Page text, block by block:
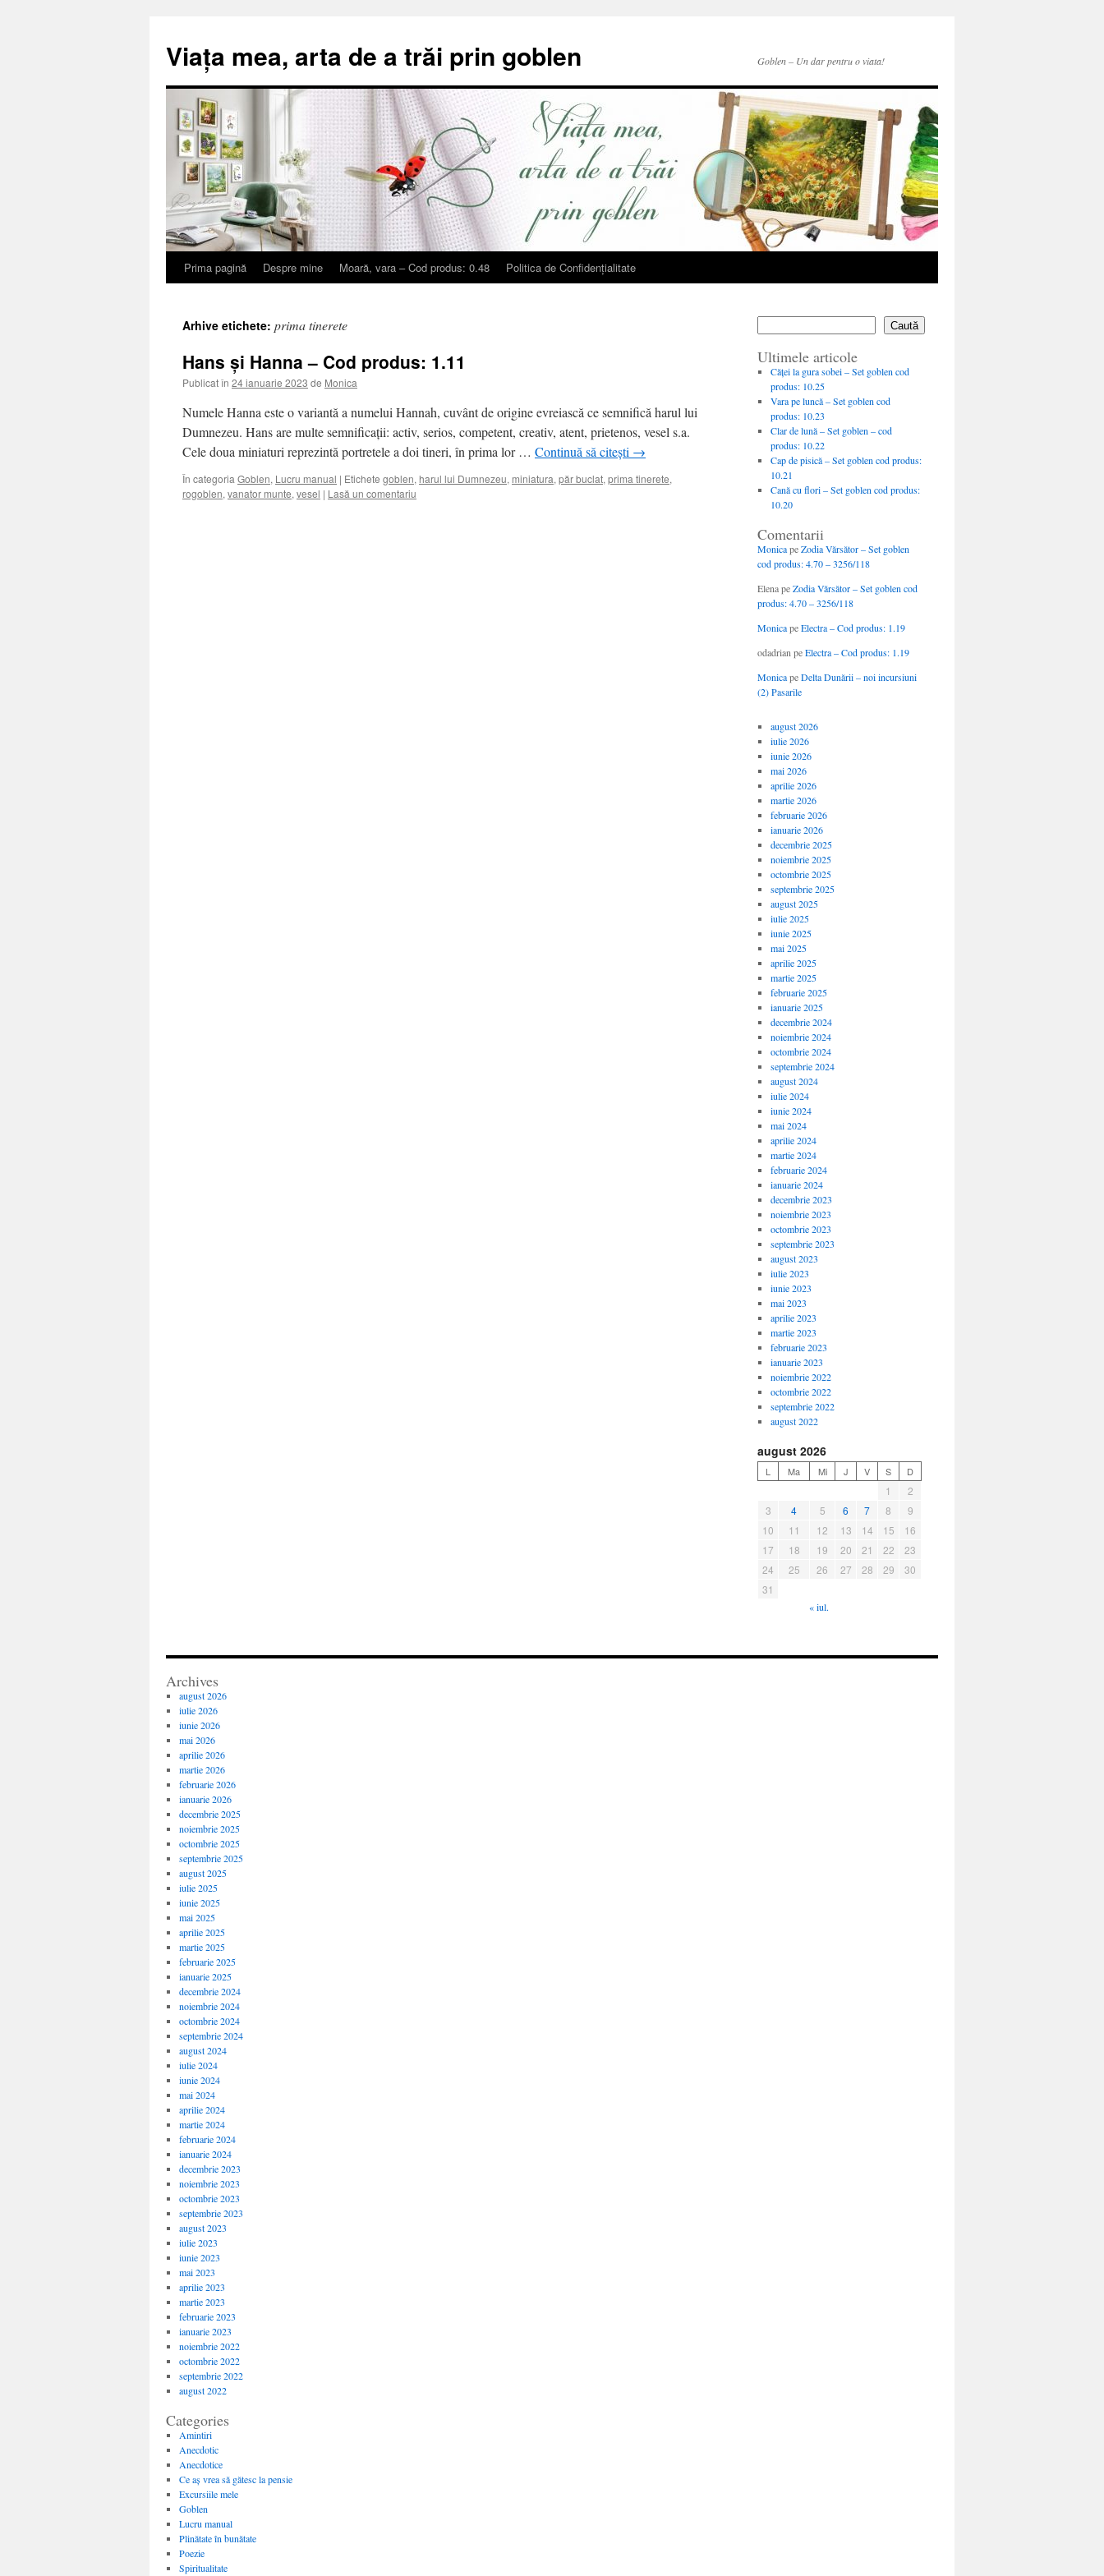
Viața mea, arta de a trăi prin goblen Goblen – Un dar pentru o viata!
Sari
conținut
Prima pagină Despre mine Moară, vara – Cod produs: 0.48 Politica de Confidențialitate
Arhive etichete: prima tinerete
Hans și Hanna – Cod produs: 1.11
Publicat în 24 ianuarie 2023 de Monica
Numele Hanna este o variantă a numelui Hannah, cuvânt de origine evreiască ce semnifică harul lui
Dumnezeu. Hans are multe semnificații: activ, serios, competent, creativ, atent, prietenos, vesel s.a.
Cele doua miniaturi reprezintă portretele a doi tineri, în prima lor … Continuă să citești →
În categoria Goblen, Lucru manual | Etichete goblen, harul lui Dumnezeu, miniatura, păr buclat, prima tinerete,
rogoblen, vanator munte, vesel | Lasă un comentariu
Caută
Ultimele articole
Căţei la gura sobei – Set goblen cod
produs: 10.25
Vara pe luncă – Set goblen cod
produs: 10.23
Clar de lună – Set goblen – cod
produs: 10.22
Cap de pisică – Set goblen cod produs:
10.21
Cană cu flori – Set goblen cod produs:
10.20
Comentarii
MonicapeZodia Vărsător – Set goblen
cod produs: 4.70 – 3256/118
ElenapeZodia Vărsător – Set goblen cod
produs: 4.70 – 3256/118
MonicapeElectra – Cod produs: 1.19
odadrian peElectra – Cod produs: 1.19
MonicapeDelta Dunării – noi incursiuni
(2) Pasarile
august 2026
iulie 2026
iunie 2026
mai 2026
aprilie 2026
martie 2026
februarie 2026
ianuarie 2026
decembrie 2025
noiembrie 2025
octombrie 2025
septembrie 2025
august 2025
iulie 2025
iunie 2025
mai 2025
aprilie 2025
martie 2025
februarie 2025
ianuarie 2025
decembrie 2024
noiembrie 2024
octombrie 2024
septembrie 2024
august 2024
iulie 2024
iunie 2024
mai 2024
aprilie 2024
martie 2024
februarie 2024
ianuarie 2024
decembrie 2023
noiembrie 2023
octombrie 2023
septembrie 2023
august 2023
iulie 2023
iunie 2023
mai 2023
aprilie 2023
martie 2023
februarie 2023
ianuarie 2023
noiembrie 2022
octombrie 2022
septembrie 2022
august 2022
august 2026
L Ma Mi J V S D
1
2
3
4 5 6 7 8
9
10
11 12 13 14 15
16
17
18 19 20 21 22
23
24
25 26 27 28 29
30
31
« iul.
Archives
august 2026
iulie 2026
iunie 2026
mai 2026
aprilie 2026
martie 2026
februarie 2026
ianuarie 2026
decembrie 2025
noiembrie 2025
octombrie 2025
septembrie 2025
august 2025
iulie 2025
iunie 2025
mai 2025
aprilie 2025
martie 2025
februarie 2025
ianuarie 2025
decembrie 2024
noiembrie 2024
octombrie 2024
septembrie 2024
august 2024
iulie 2024
iunie 2024
mai 2024
aprilie 2024
martie 2024
februarie 2024
ianuarie 2024
decembrie 2023
noiembrie 2023
octombrie 2023
septembrie 2023
august 2023
iulie 2023
iunie 2023
mai 2023
aprilie 2023
martie 2023
februarie 2023
ianuarie 2023
noiembrie 2022
octombrie 2022
septembrie 2022
august 2022
Categories
Amintiri
Anecdotic
Anecdotice
Ce aș vrea să gătesc la pensie
Excursiile mele
Goblen
Lucru manual
Plinătate în bunătate
Poezie
Spiritualitate